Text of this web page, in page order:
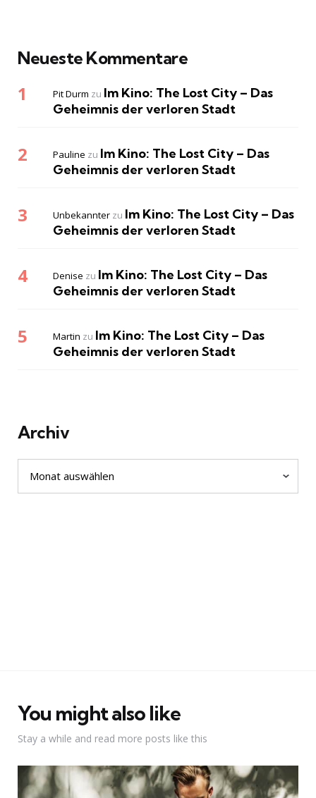
Neueste Kommentare
Pit Durm zu Im Kino: The Lost City – Das
Geheimnis der verloren Stadt
Pauline zu Im Kino: The Lost City – Das
Geheimnis der verloren Stadt
Unbekannter zu Im Kino: The Lost City – Das
Geheimnis der verloren Stadt
Denise zu Im Kino: The Lost City – Das
Geheimnis der verloren Stadt
Martin zu Im Kino: The Lost City – Das
Geheimnis der verloren Stadt
Archiv
Archiv
You might also like
Stay a while and read more posts like this